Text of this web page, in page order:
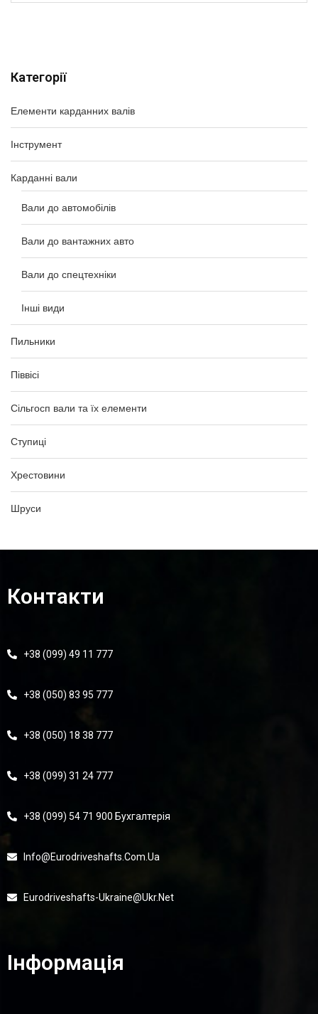
Категорії
Елементи карданних валів
Інструмент
Карданні вали
Вали до автомобілів
Вали до вантажних авто
Вали до спецтехніки
Інші види
Пильники
Піввісі
Сільгосп вали та їх елементи
Ступиці
Хрестовини
Шруси
Контакти
+38 (099) 49 11 777
+38 (050) 83 95 777
+38 (050) 18 38 777
+38 (099) 31 24 777
+38 (099) 54 71 900 Бухгалтерія
Info@eurodriveshafts.com.ua
Eurodriveshafts-Ukraine@ukr.net
Інформація